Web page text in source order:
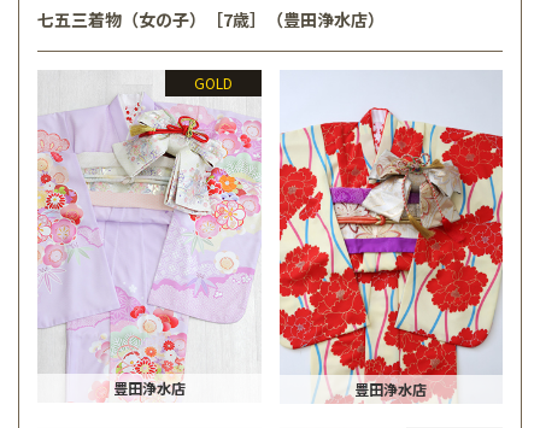
七五三着物（女の子）［7歳］（豊田浄水店）
GOLD
豊田浄水店 豊田浄水店